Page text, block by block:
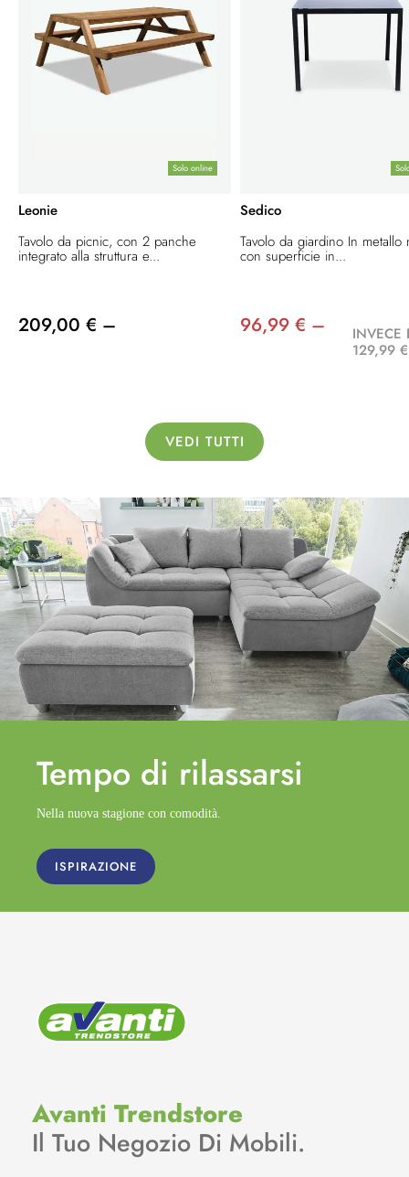
Solo online
Leonie
Tavolo da picnic, con 2 panche
integrato alla struttura e...
209,00 € –
Sedico
Tavolo da giardino In metallo
con superficie in...
96,99 € –
INVECE
129,99 €
VEDI TUTTI
Tempo di rilassarsi
Nella nuova stagione con comodità.
ISPIRAZIONE
Avanti Trendstore
Il Tuo Negozio Di Mobili.